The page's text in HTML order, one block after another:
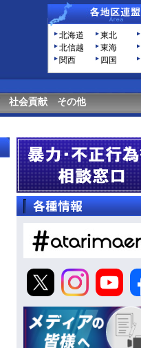
北海道 東北
北信越
東海
関西
四国
社会貢献 その他